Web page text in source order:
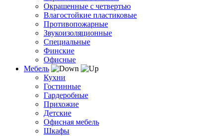
Окрашенные с четвертью
Влагостойкие пластиковые
Противопожарные
Звукоизоляционные
Специальные
Финские
Офисные
Мебель
Кухни
Гостинные
Гардеробные
Прихожие
Детские
Офисная мебель
Шкафы